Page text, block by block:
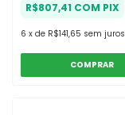
R$807,41 COM PIX
6 x de R$141,65 sem juros